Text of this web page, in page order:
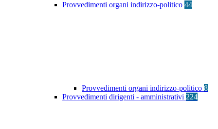
Provvedimenti organi indirizzo-politico 44
Provvedimenti organi indirizzo-politico 8
Provvedimenti dirigenti - amministrativi 224